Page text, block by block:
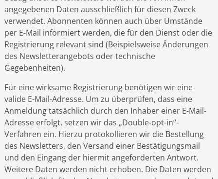
angegebenen Daten ausschließlich für diesen Zweck
verwendet. Abonnenten können auch über Umstände
per E-Mail informiert werden, die für den Dienst oder die
Registrierung relevant sind (Beispielsweise Änderungen
des Newsletterangebots oder technische
Gegebenheiten).
Für eine wirksame Registrierung benötigen wir eine
valide E-Mail-Adresse. Um zu überprüfen, dass eine
Anmeldung tatsächlich durch den Inhaber einer E-Mail-
Adresse erfolgt, setzen wir das „Double-opt-in“-
Verfahren ein. Hierzu protokollieren wir die Bestellung
des Newsletters, den Versand einer Bestätigungsmail
und den Eingang der hiermit angeforderten Antwort.
Weitere Daten werden nicht erhoben. Die Daten werden